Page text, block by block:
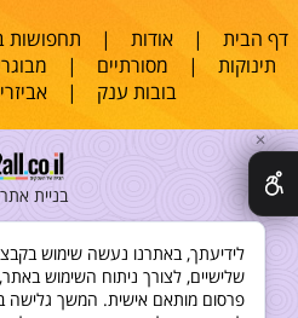
דף הבית |אודות | תחפושות
תינוקות | מסורתיים |
בובות ענק |
בניית
✕
שלישיים, לצורך ניתוח השימוש
פרסום מותאם אישית. המשך